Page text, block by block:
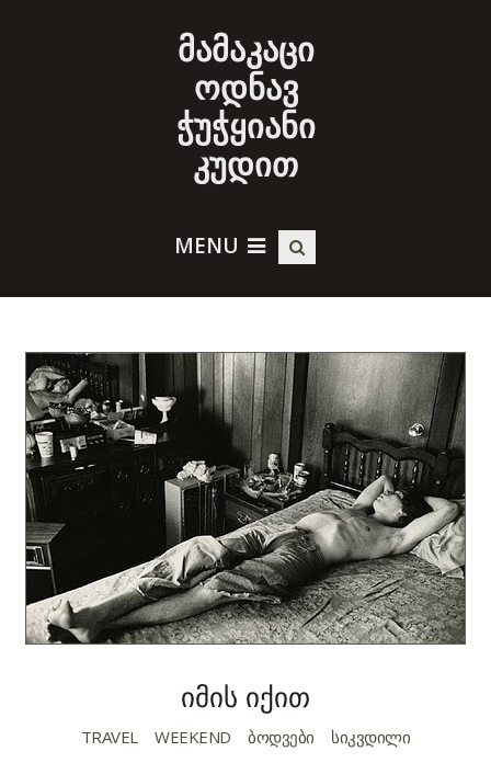
მამაკაცი
ოდნავ
ჭუჭყიანი
კუდით
MENU
იმის იქით
TRAVEL WEEKEND ᲑᲝᲓᲕᲔᲑᲘ ᲡᲘᲙᲕᲓᲘᲚᲘ